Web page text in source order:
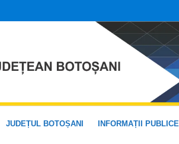
JUDEȚUL BOTOȘANI INFORMAȚII PUBLICE